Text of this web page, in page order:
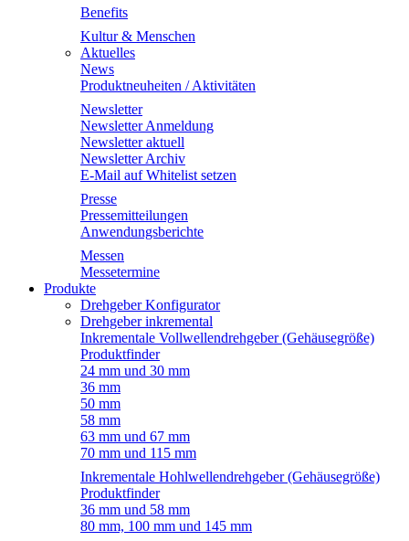
Benefits
Kultur & Menschen
Aktuelles
News
Produktneuheiten / Aktivitäten
Newsletter
Newsletter Anmeldung
Newsletter aktuell
Newsletter Archiv
E-Mail auf Whitelist setzen
Presse
Pressemitteilungen
Anwendungsberichte
Messen
Messetermine
Produkte
Drehgeber Konfigurator
Drehgeber inkremental
Inkrementale Vollwellendrehgeber (Gehäusegröße)
Produktfinder
24 mm und 30 mm
36 mm
50 mm
58 mm
63 mm und 67 mm
70 mm und 115 mm
Inkrementale Hohlwellendrehgeber (Gehäusegröße)
Produktfinder
36 mm und 58 mm
80 mm, 100 mm und 145 mm